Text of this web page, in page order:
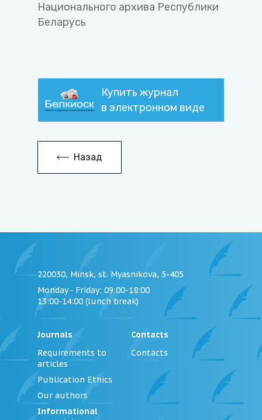
Национального архива Республики
Беларусь
Купить журнал
в электронном виде
Назад
220030, Minsk, st. Myasnikova, 5-405
Monday - Friday: 09:00-18:00
13:00-14:00 (lunch break)
Journals
Requirements to
articles
Publication Ethics
Our authors
Informational
Contacts
Contacts